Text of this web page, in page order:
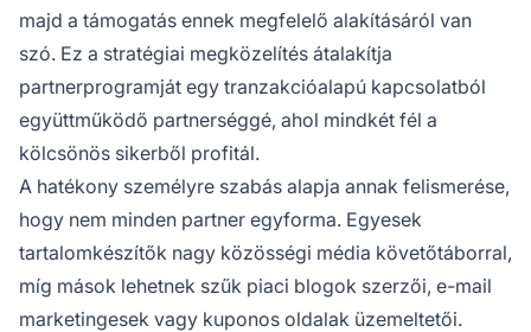
majd a támogatás ennek megfelelő alakításáról van
szó. Ez a stratégiai megközelítés átalakítja
partnerprogramját egy tranzakcióalapú kapcsolatból
együttműködő partnerséggé, ahol mindkét fél a
kölcsönös sikerből profitál.
A hatékony személyre szabás alapja annak felismerése,
hogy nem minden partner egyforma. Egyesek
tartalomkészítők nagy közösségi média követőtáborral,
míg mások lehetnek szűk piaci blogok szerzői, e-mail
marketingesek vagy kuponos oldalak üzemeltetői.